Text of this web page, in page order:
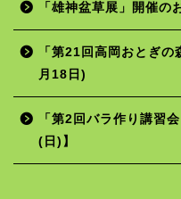
「雄神盆草展」開催の
「第21回高岡おとぎ
月18日)
「第2回バラ作り講習
(日)】